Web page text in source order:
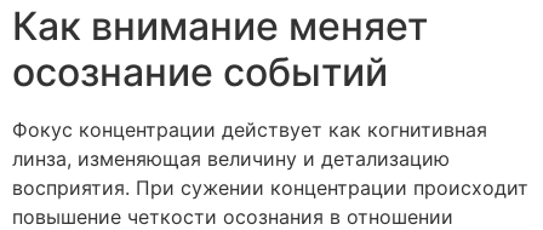
Как внимание меняет
осознание событий
Фокус концентрации действует как когнитивная
линза, изменяющая величину и детализацию
восприятия. При сужении концентрации происходит
повышение четкости осознания в отношении